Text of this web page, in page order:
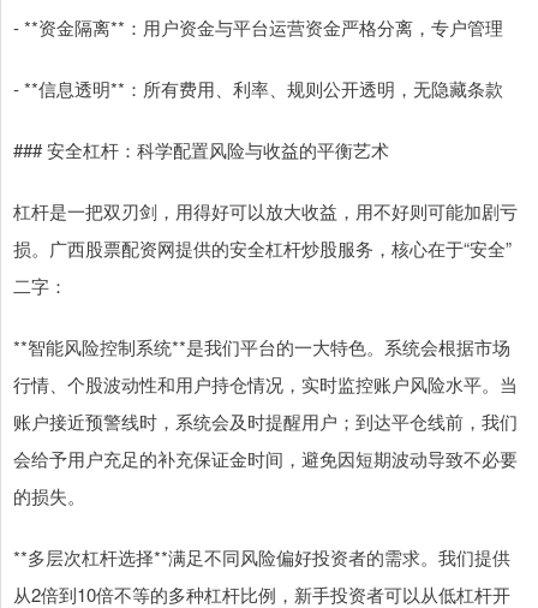
- **资金隔离**：用户资金与平台运营资金严格分离，专户管理
- **信息透明**：所有费用、利率、规则公开透明，无隐藏条款
### 安全杠杆：科学配置风险与收益的平衡艺术
杠杆是一把双刃剑，用得好可以放大收益，用不好则可能加剧亏
损。广西股票配资网提供的安全杠杆炒股服务，核心在于“安全”
二字：
**智能风险控制系统**是我们平台的一大特色。系统会根据市场
行情、个股波动性和用户持仓情况，实时监控账户风险水平。当
账户接近预警线时，系统会及时提醒用户；到达平仓线前，我们
会给予用户充足的补充保证金时间，避免因短期波动导致不必要
的损失。
**多层次杠杆选择**满足不同风险偏好投资者的需求。我们提供
从2倍到10倍不等的多种杠杆比例，新手投资者可以从低杠杆开